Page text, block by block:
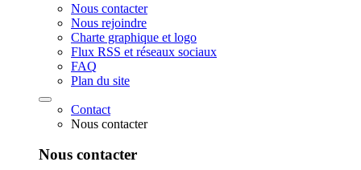
Nous contacter
Nous rejoindre
Charte graphique et logo
Flux RSS et réseaux sociaux
FAQ
Plan du site
Contact
Nous contacter
Nous contacter